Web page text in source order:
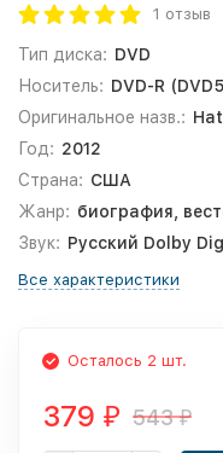
1 отзыв
Тип диска: DVD
Носитель: DVD-R
Оригинальное назв.:
Год: 2012
Страна: США
Жанр: биография,
Звук: Русский Dolby
Все характеристики
Осталось 2 шт.
379 ₽ 543₽